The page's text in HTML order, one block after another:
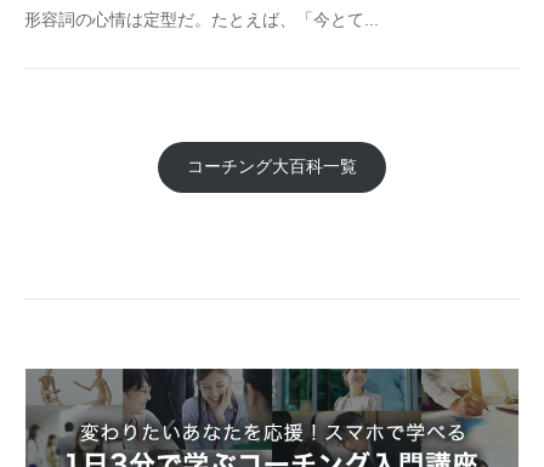
形容詞の心情は定型だ。たとえば、「今とて...
コーチング大百科一覧